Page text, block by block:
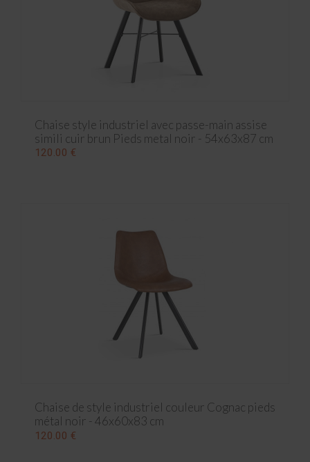
Chaise style industriel avec passe-main assise
simili cuir brun Pieds metal noir - 54x63x87 cm
120.00 €
Chaise de style industriel couleur Cognac pieds
métal noir - 46x60x83 cm
120.00 €